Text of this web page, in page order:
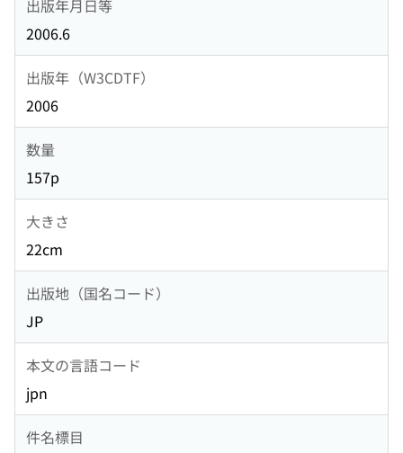
出版年月日等
2006.6
出版年（W3CDTF）
2006
数量
157p
大きさ
22cm
出版地（国名コード）
JP
本文の言語コード
jpn
件名標目